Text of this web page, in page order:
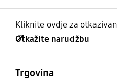
Kliknite ovdje za
Otkažite narudžbu
Trgovina